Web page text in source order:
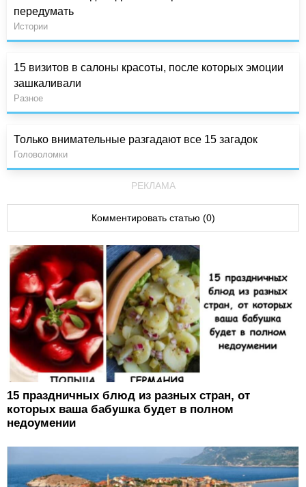
передумать
Истории
15 визитов в салоны красоты, после которых эмоции
зашкаливали
Разное
Только внимательные разгадают все 15 загадок
Головоломки
РЕКЛАМА
Комментировать статью (0)
15 праздничных блюд из разных стран, от
которых ваша бабушка будет в полном
недоумении